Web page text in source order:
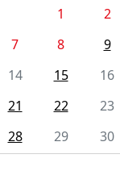
1
2
7
8 9
14
15 16
21
22 23
28
29 30